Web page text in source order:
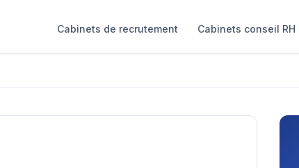
Cabinets de recrutement Cabinets conseil RH